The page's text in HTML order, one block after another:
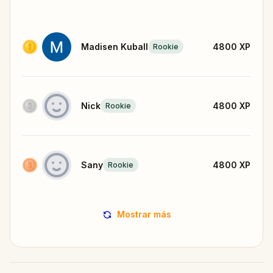
Madisen Kuball Rookie 4800 XP
Nick Rookie 4800 XP
Sany Rookie 4800 XP
Mostrar más